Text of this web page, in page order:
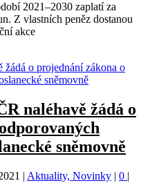
2021–2030 zaplatí za
Z vlastních peněz dostanou
akce
naléhavě žádá o
sněmovně
| Aktuality, Novinky | 0 |